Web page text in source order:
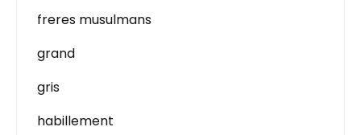
freres musulmans
grand
gris
habillement